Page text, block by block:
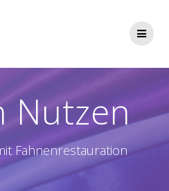
Nutzen
Fahnenrestauration